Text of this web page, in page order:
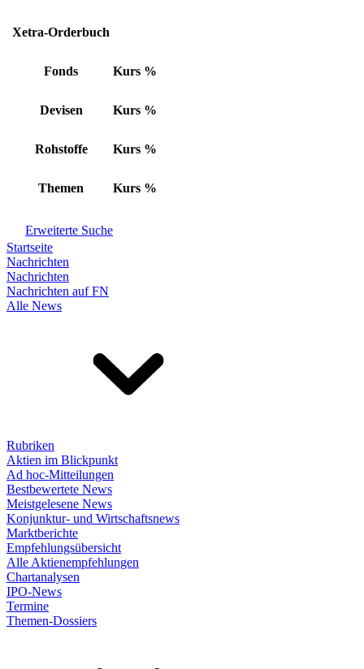
Xetra-Orderbuch
Fonds Kurs %
Devisen Kurs %
Rohstoffe Kurs %
Themen Kurs %
Erweiterte Suche
Startseite
Nachrichten
Nachrichten
Nachrichten auf FN
Alle News
Rubriken
Aktien im Blickpunkt
Ad hoc-Mitteilungen
Bestbewertete News
Meistgelesene News
Konjunktur- und Wirtschaftsnews
Marktberichte
Empfehlungsübersicht
Alle Aktienempfehlungen
Chartanalysen
IPO-News
Termine
Themen-Dossiers